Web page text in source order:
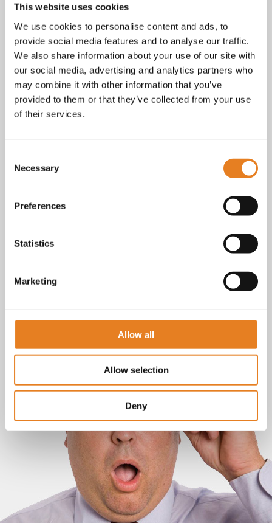
This website uses cookies
We use cookies to personalise content and ads, to
provide social media features and to analyse our traffic.
We also share information about your use of our site with
our social media, advertising and analytics partners who
may combine it with other information that you’ve
provided to them or that they’ve collected from your use
of their services.
Selection
Necessary
Preferences
Statistics
Marketing
Allow all
Allow selection
Deny
Facebook
Instagram
E-mail
Telefoon / whatsapp: +31 6 23227983
Bekijk onzeAlgemene voorwaarden. KvK nr.: 18068338.
Lees ook onze privacy encookiepolicy als je benieuwd
bent naar wat we met je gegevens doen.